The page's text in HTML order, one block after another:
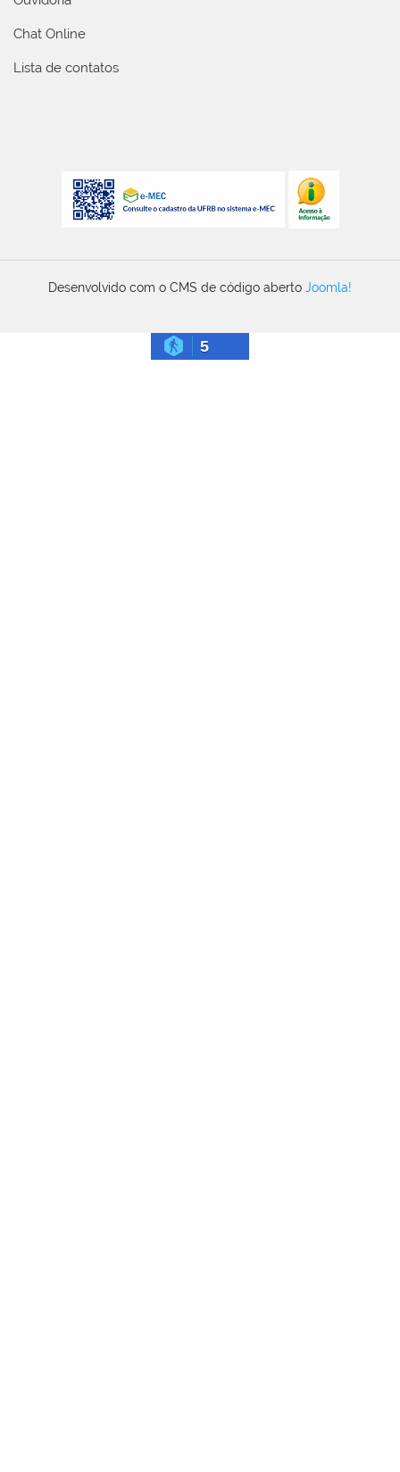
Chat Online
Lista de contatos
Desenvolvido com o CMS de código aberto Joomla!
5